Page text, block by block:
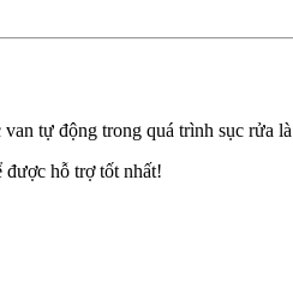
tự động trong quá trình sục rửa
được hỗ trợ tốt nhất!